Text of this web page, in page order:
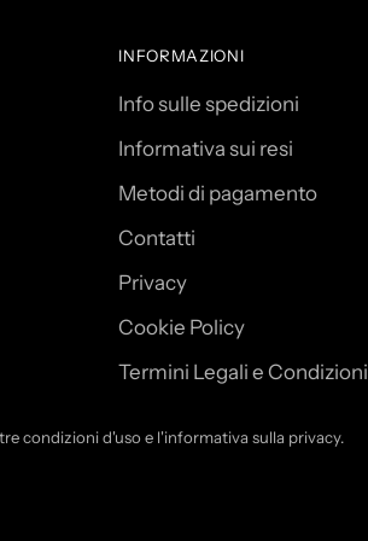
INFORMAZIONI
Info sulle spedizioni
Informativa sui resi
Metodi di pagamento
Contatti
Privacy
Cookie Policy
Termini Legali e Condizioni
condizioni d'uso e l'informativa sulla privacy.